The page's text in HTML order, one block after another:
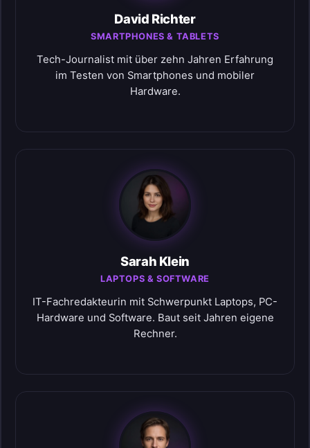
David Richter
SMARTPHONES & TABLETS
Tech-Journalist mit über zehn Jahren Erfahrung
im Testen von Smartphones und mobiler
Hardware.
Sarah Klein
LAPTOPS & SOFTWARE
IT-Fachredakteurin mit Schwerpunkt Laptops, PC-
Hardware und Software. Baut seit Jahren eigene
Rechner.